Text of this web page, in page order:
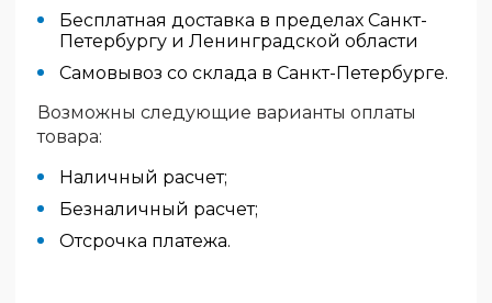
Бесплатная доставка в пределах Санкт-
Петербургу и Ленинградской области
Самовывоз со склада в Санкт-Петербурге.
Возможны следующие варианты оплаты
товара:
Наличный расчет;
Безналичный расчет;
Отсрочка платежа.